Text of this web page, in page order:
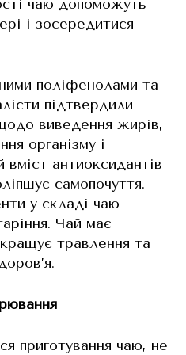
чаю допоможуть
і зосередитися
поліфенолами та
підтвердили
виведення жирів,
організму і
антиоксидантів
самопочуття.
у складі чаю
Чай має
травлення та
приготування чаю, не